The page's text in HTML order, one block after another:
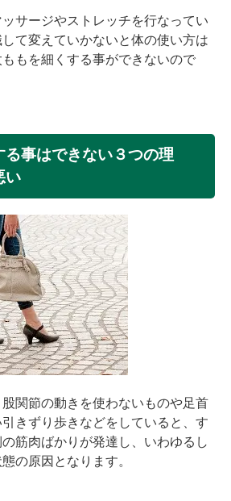
サージやストレッチを行なってい
て変えていかないと体の使い方は
もを細くする事ができないので
る事はできない３つの理
い
関節の動きを使わないものや足首
きずり歩きなどをしていると、す
筋肉ばかりが発達し、いわゆるし
の原因となります。